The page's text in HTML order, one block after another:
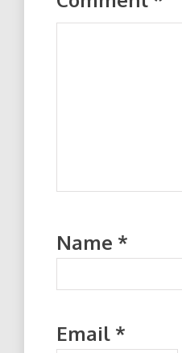
Name *
Email *